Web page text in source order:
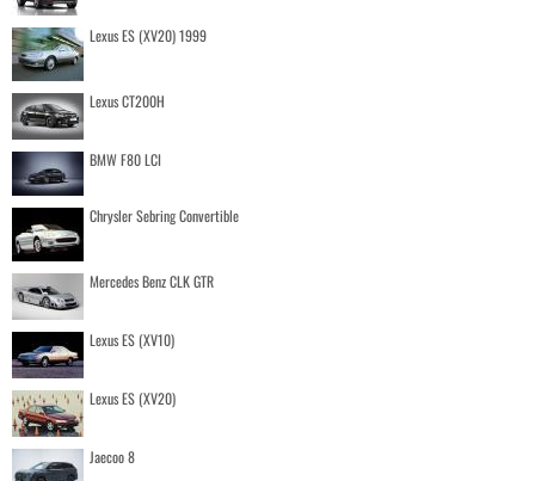
Lexus ES (XV20) 1999
Lexus CT200H
BMW F80 LCI
Chrysler Sebring Convertible
Mercedes Benz CLK GTR
Lexus ES (XV10)
Lexus ES (XV20)
Jaecoo 8